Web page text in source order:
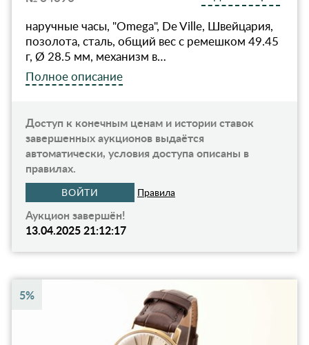
наручные часы, "Omega", De Ville, Швейцария,
позолота, сталь, общий вес с ремешком 49.45
г, Ø 28.5 мм, механизм в…
Полное описание
Доступ к конечным ценам и истории ставок
завершенных аукционов выдаётся
автоматически, условия доступа описаны в
правилах.
ВОЙТИ Правила
Аукцион завершён!
13.04.2025 21:12:17
5%